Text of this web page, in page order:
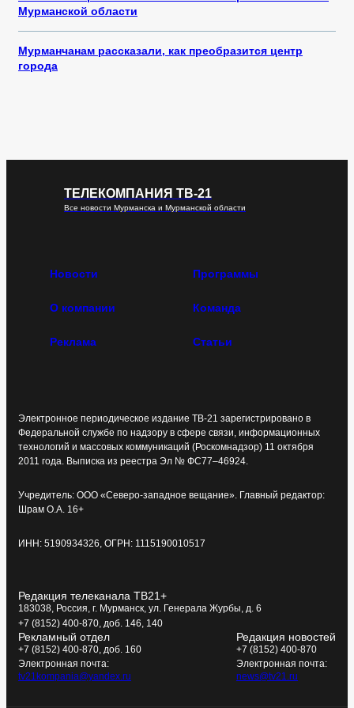
Мурманской области
Мурманчанам рассказали, как преобразится центр
города
ТЕЛЕКОМПАНИЯ ТВ-21
Все новости Мурманска и Мурманской области
Новости Программы
О компании Команда
Реклама Статьи
Электронное периодическое издание ТВ-21 зарегистрировано в
Федеральной службе по надзору в сфере связи, информационных
технологий и массовых коммуникаций (Роскомнадзор) 11 октября
2011 года. Выписка из реестра Эл № ФС77–46924.
Учредитель: ООО «Северо-западное вещание». Главный редактор:
Шрам О.А. 16+
ИНН: 5190934326, ОГРН: 1115190010517
Редакция телеканала ТВ21+
183038, Россия, г. Мурманск, ул. Генерала Журбы, д. 6
+7 (8152) 400-870, доб. 146, 140
Рекламный отдел
+7 (8152) 400-870, доб. 160
Электронная почта:
tv21kompania@yandex.ru
Редакция новостей
+7 (8152) 400-870
Электронная почта:
news@tv21.ru